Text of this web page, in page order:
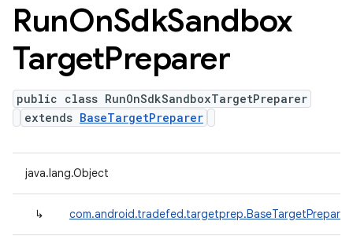
RunOnSdkSandbox
TargetPreparer
public class RunOnSdkSandboxTargetPreparer
extends BaseTargetPreparer
java.lang.Object
↳ com.android.tradefed.targetprep.BaseTargetPreparer